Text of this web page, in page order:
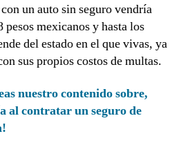
un auto sin seguro vendría
pesos mexicanos y hasta los
del estado en el que vivas, ya
sus propios costos de multas.
nuestro contenido sobre,
al contratar un seguro de